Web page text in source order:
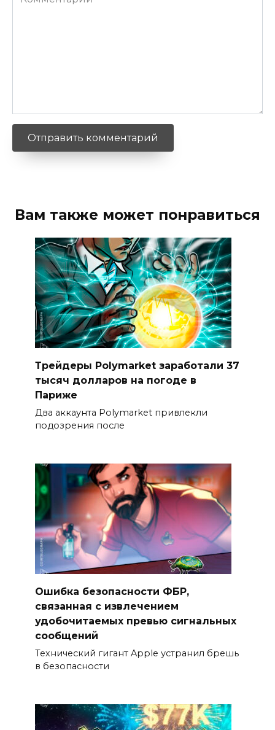
Вам также может понравиться
Трейдеры Polymarket заработали 37
тысяч долларов на погоде в
Париже
Два аккаунта Polymarket привлекли
подозрения после
Ошибка безопасности ФБР,
связанная с извлечением
удобочитаемых превью сигнальных
сообщений
Технический гигант Apple устранил брешь
в безопасности